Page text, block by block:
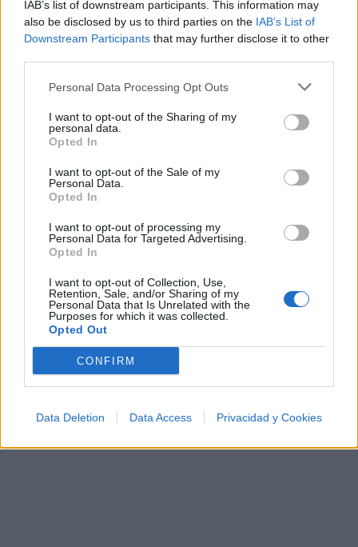
IAB’s list of downstream participants. This information may
also be disclosed by us to third parties on the IAB’s List of
Downstream Participants that may further disclose it to other
Personal Data Processing Opt Outs
I want to opt-out of the Sharing of my
personal data.
Opted In
I want to opt-out of the Sale of my
Personal Data.
Opted In
I want to opt-out of processing my
Personal Data for Targeted Advertising.
Opted In
I want to opt-out of Collection, Use,
Retention, Sale, and/or Sharing of my
Personal Data that Is Unrelated with the
Purposes for which it was collected.
Opted Out
CONFIRM
Data Deletion Data Access Privacidad y Cookies
Añadir un comentario ...
Psicodelia y Space Rock 🎸✨
🌌🚀 Viaje intergaláctico: la mejor selección de
psicodelia, space rock y atmósferas cósmicas para
al firmamento y siente la gravedad cero. 💾 ¡Guarda
esta colección para tu próxima noche estrellada!
✨⭐
Letras Top Artistas Playlists
B F G
N O P Q R S T U W
Z #